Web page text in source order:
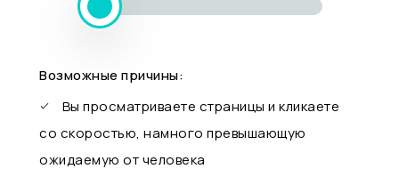
Возможные причины:
Вы просматриваете страницы и кликаете
со скоростью, намного превышающую
ожидаемую от человека